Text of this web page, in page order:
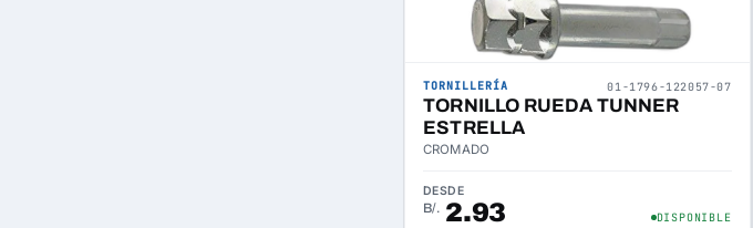
TORNILLERÍA 01-1796-122057-07
TORNILLO RUEDA TUNNER
ESTRELLA
CROMADO
DESDE
B/. 2.93 DISPONIBLE